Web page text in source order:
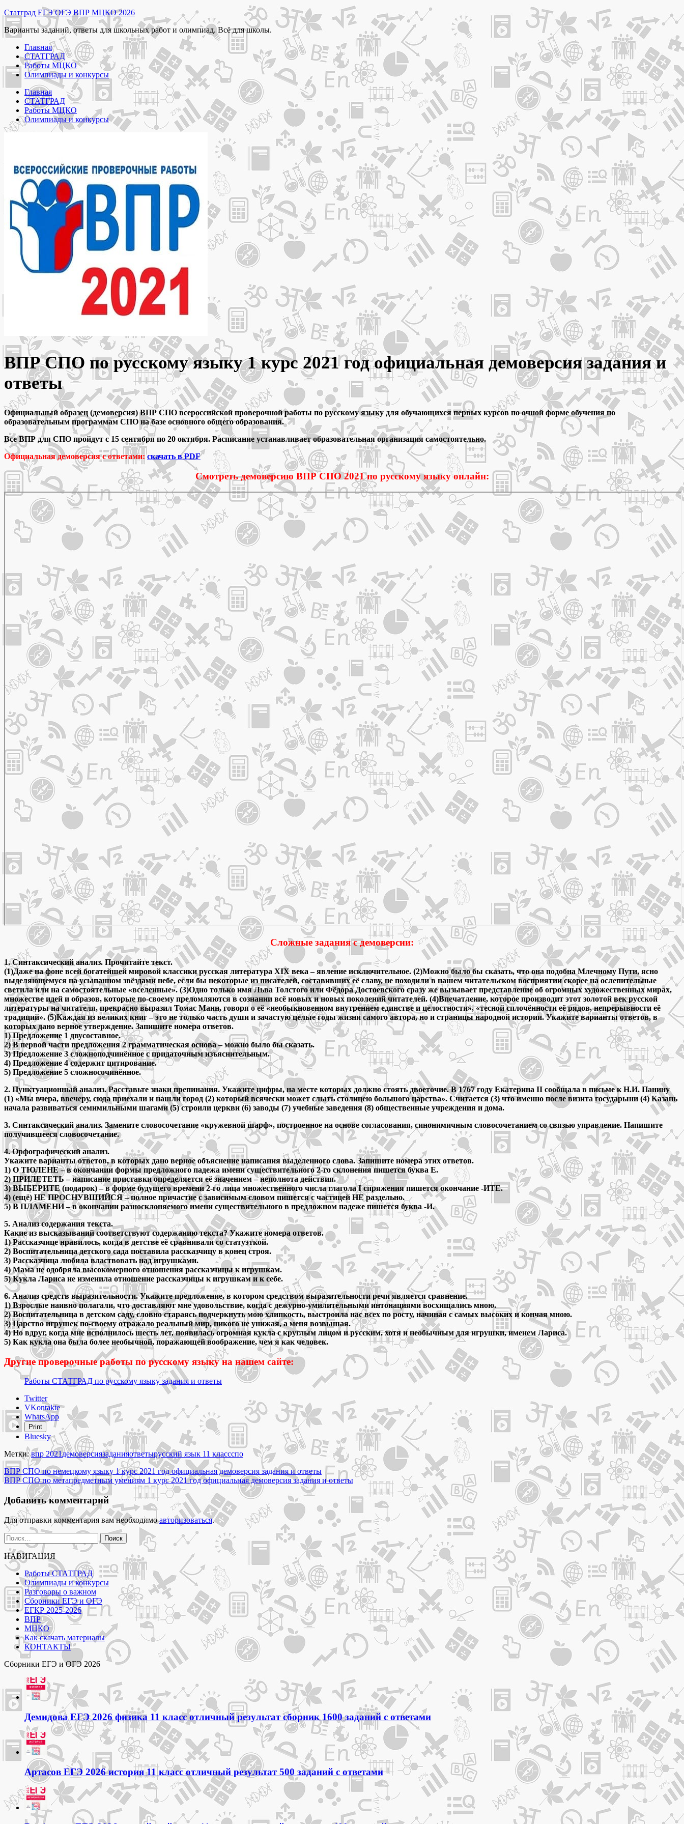
Перейти
к
содержимому
Статград ЕГЭ ОГЭ ВПР МЦКО 2026
Варианты заданий, ответы для школьных работ и олимпиад. Всё для школы.
Главная
СТАТГРАД
Работы МЦКО
Олимпиады и конкурсы
Главная
СТАТГРАД
Работы МЦКО
Олимпиады и конкурсы
ВПР СПО по русскому языку 1 курс 2021 год официальная демоверсия задания и
ответы
Официальный образец (демоверсия) ВПР СПО всероссийской проверочной работы по русскому языку для обучающихся первых курсов по очной форме обучения по
образовательным программам СПО на базе основного общего образования.
Все ВПР для СПО пройдут с 15 сентября по 20 октября. Расписание устанавливает образовательная организация самостоятельно.
Официальная демоверсия c ответами: скачать в PDF
Смотреть демоверсию ВПР СПО 2021 по русскому языку онлайн:
Сложные задания с демоверсии:
1. Синтаксический анализ. Прочитайте текст.
(1)Даже на фоне всей богатейшей мировой классики русская литература ХIХ века – явление исключительное. (2)Можно было бы сказать, что она подобна Млечному Пути, ясно
выделяющемуся на усыпанном звёздами небе, если бы некоторые из писателей, составивших её славу, не походили в нашем читательском восприятии скорее на ослепительные
светила или на самостоятельные «вселенные». (3)Одно только имя Льва Толстого или Фёдора Достоевского сразу же вызывает представление об огромных художественных мирах,
множестве идей и образов, которые по-своему преломляются в сознании всё новых и новых поколений читателей. (4)Впечатление, которое производит этот золотой век русской
литературы на читателя, прекрасно выразил Томас Манн, говоря о её «необыкновенном внутреннем единстве и целостности», «тесной сплочённости её рядов, непрерывности её
традиций». (5)Каждая из великих книг – это не только часть души и зачастую целые годы жизни самого автора, но и страницы народной истории. Укажите варианты ответов, в
которых дано верное утверждение. Запишите номера ответов.
1) Предложение 1 двусоставное.
2) В первой части предложения 2 грамматическая основа – можно было бы сказать.
3) Предложение 3 сложноподчинённое с придаточным изъяснительным.
4) Предложение 4 содержит цитирование.
5) Предложение 5 сложносочинённое.
2. Пунктуационный анализ. Расставьте знаки препинания. Укажите цифры, на месте которых должно стоять двоеточие. В 1767 году Екатерина II сообщала в письме к Н.И. Панину
(1) «Мы вчера, ввечеру, сюда приехали и нашли город (2) который всячески может слыть столицею большого царства». Считается (3) что именно после визита государыни (4) Казань
начала развиваться семимильными шагами (5) строили церкви (6) заводы (7) учебные заведения (8) общественные учреждения и дома.
3. Синтаксический анализ. Замените словосочетание «кружевной шарф», построенное на основе согласования, синонимичным словосочетанием со связью управление. Напишите
получившееся словосочетание.
4. Орфографический анализ.
Укажите варианты ответов, в которых дано верное объяснение написания выделенного слова. Запишите номера этих ответов.
1) О ТЮЛЕНЕ – в окончании формы предложного падежа имени существительного 2-го склонения пишется буква Е.
2) ПРИЛЕТЕТЬ – написание приставки определяется её значением – неполнота действия.
3) ВЫБЕРИТЕ (подарок) – в форме будущего времени 2-го лица множественного числа глагола I спряжения пишется окончание -ИТЕ.
4) (ещё) НЕ ПРОСНУВШИЙСЯ – полное причастие с зависимым словом пишется с частицей НЕ раздельно.
5) В ПЛАМЕНИ – в окончании разносклоняемого имени существительного в предложном падеже пишется буква -И.
5. Анализ содержания текста.
Какие из высказываний соответствуют содержанию текста? Укажите номера ответов.
1) Рассказчице нравилось, когда в детстве её сравнивали со статуэткой.
2) Воспитательница детского сада поставила рассказчицу в конец строя.
3) Рассказчица любила властвовать над игрушками.
4) Мама не одобряла высокомерного отношения рассказчицы к игрушкам.
5) Кукла Лариса не изменила отношение рассказчицы к игрушкам и к себе.
6. Анализ средств выразительности. Укажите предложение, в котором средством выразительности речи является сравнение.
1) Взрослые наивно полагали, что доставляют мне удовольствие, когда с дежурно-умилительными интонациями восхищались мною.
2) Воспитательница в детском саду, словно стараясь подчеркнуть мою хлипкость, выстроила нас всех по росту, начиная с самых высоких и кончая мною.
3) Царство игрушек по-своему отражало реальный мир, никого не унижая, а меня возвышая.
4) Но вдруг, когда мне исполнилось шесть лет, появилась огромная кукла с круглым лицом и русским, хотя и необычным для игрушки, именем Лариса.
5) Как кукла она была более необычной, поражающей воображение, чем я как человек.
Другие проверочные работы по русскому языку на нашем сайте:
Работы СТАТГРАД по русскому языку задания и ответы
Share
post
"ВПР
СПО
русскому
языку
1
курс
год
официальная
демоверсия
задания
и
ответы"
Twitter
VKontakte
WhatsApp
Print
Bluesky
Метки:впр 2021демоверсиязаданияответырусский язык 11 классспо
Навигация
по
записям
ВПР СПО по немецкому языку 1 курс 2021 год официальная демоверсия задания и ответы
ВПР СПО по метапредметным умениям 1 курс 2021 год официальная демоверсия задания и ответы
Добавить комментарий
Для отправки комментария вам необходимоавторизоваться.
Найти:
НАВИГАЦИЯ
Работы СТАТГРАД
Олимпиады и конкурсы
Разговоры о важном
Сборники ЕГЭ и ОГЭ
ЕГКР 2025-2026
ВПР
МЦКО
Как скачать материалы
КОНТАКТЫ
Сборники ЕГЭ и ОГЭ 2026
Демидова ЕГЭ 2026 физика 11 класс отличный результат сборник 1600 заданий с ответами
Артасов ЕГЭ 2026 история 11 класс отличный результат 500 заданий с ответами